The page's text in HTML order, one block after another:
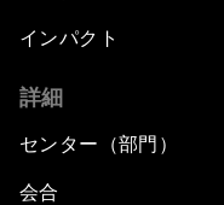
インパクト
詳細
センター（部門）
会合